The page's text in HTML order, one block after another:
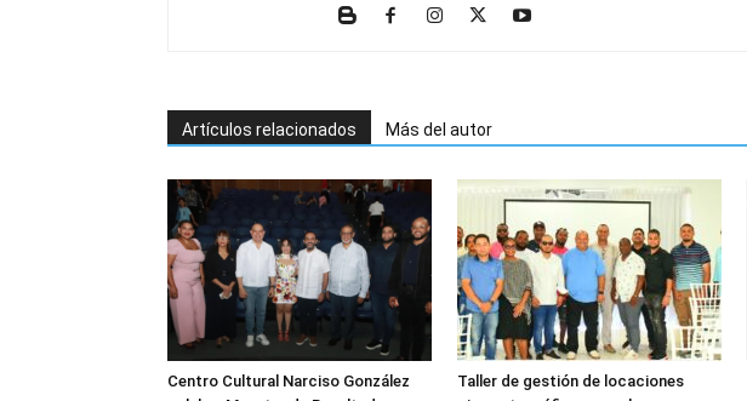
Artículos relacionados Más del autor
Centro Cultural Narciso González
Taller de gestión de locaciones